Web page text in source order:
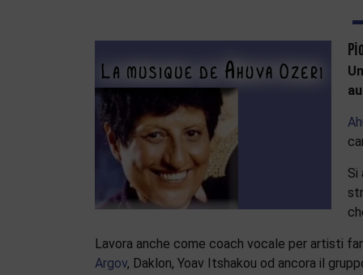
Si
Lavora anche come coach vocale per artisti
Argov, Daklon, Yoav Itshakou od ancora il